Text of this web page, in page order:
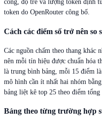
công, độ trễ và lượng token định
token do OpenRouter công bố.
Cách các điểm số trở nên so
Các nguồn chấm theo thang khác
nên mỗi tín hiệu được chuẩn hóa
là trung bình bảng, mỗi 15 điểm
mô hình cần ít nhất hai nhóm
bảng liệt kê top 25 theo điểm tổng
Bảng theo từng trường hợp